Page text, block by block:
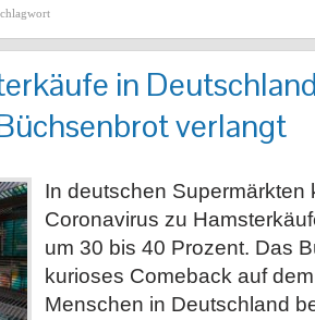
in
verlangt
In deutschen Supermärkten
Coronavirus zu
um 30 bis 40 Prozent. Das
kurioses Comeback auf
Menschen in Deutschland